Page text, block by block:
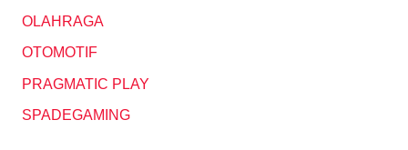
OLAHRAGA
OTOMOTIF
PRAGMATIC PLAY
SPADEGAMING